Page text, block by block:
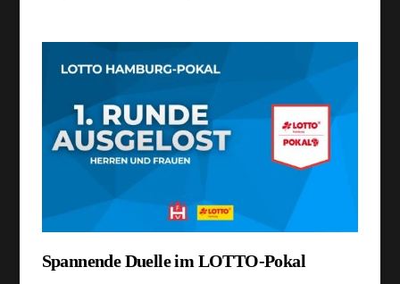
Spannende Duelle im LOTTO-Pokal